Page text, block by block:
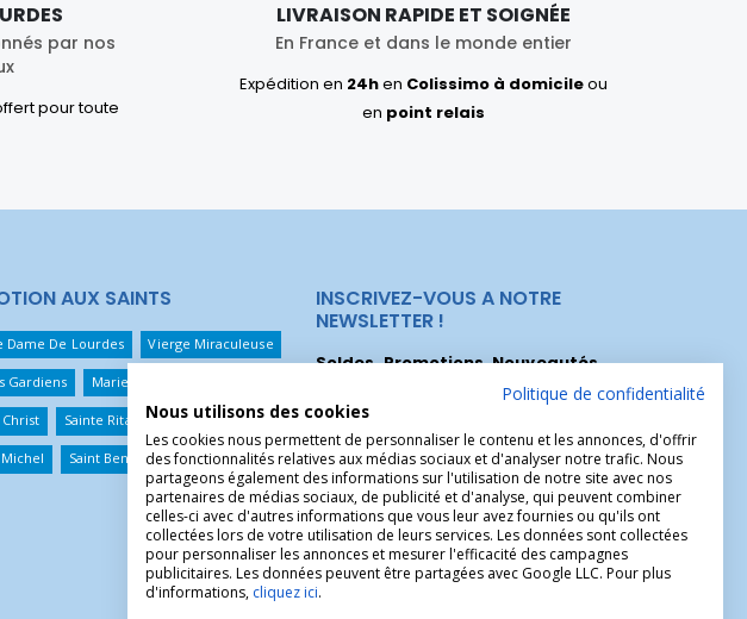
par nos
pour toute
LIVRAISON RAPIDE ET SOIGNÉE
En France et dans le monde entier
Expédition en 24hen Colissimo à domicileou
en point relais
AUX SAINTS
Dame De Lourdes Vierge Miraculeuse
Gardiens Marie Qui Défait Les Noeuds
Christ Sainte Rita Sainte Thérèse
Saint Benoît Saint Christophe
INSCRIVEZ-VOUS A NOTRE
NEWSLETTER !
Soldes, Promotions, Nouveautés...
Inscrivez-vous maintenant pour recevoir
nos meilleures offres.
Politique de confidentialité
Nous utilisons des cookies
Les cookies nous permettent de personnaliser le contenu et les annonces, d'offrir
des fonctionnalités relatives aux médias sociaux et d'analyser notre trafic. Nous
partageons également des informations sur l'utilisation de notre site avec nos
partenaires de médias sociaux, de publicité et d'analyse, qui peuvent combiner
celles-ci avec d'autres informations que vous leur avez fournies ou qu'ils ont
collectées lors de votre utilisation de leurs services. Les données sont collectées
pour personnaliser les annonces et mesurer l'efficacité des campagnes
publicitaires. Les données peuvent être partagées avec Google LLC. Pour plus
d'informations, cliquez ici.